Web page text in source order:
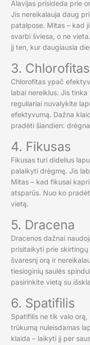
Alavijas prisideda prie
Jis nereikalauja daug
patalpose. Mitas – kad
svarbi šviesa, o ne
jį ten, kur daugiausia
3. Chlorofitas
Chlorofitas ypač
labai nereiklus. Jis
reguliariai nuvalykite
efektyvumą. Dažna
pradėti šiandien:
4. Fikusas
Fikusas turi didelius
palaikyti drėgmę. Jis
Mitas – kad fikusai
atsparūs. Nuo ko
vietą.
5. Dracena
Dracenos dažnai
prisitaikyti prie
švaresnį orą ir
tiesioginių saulės
pasirinkite vietą su
6. Spatifilis
Spatifilis ne tik valo
trūkumą nuleisdamas
klaida – laikyti jį per